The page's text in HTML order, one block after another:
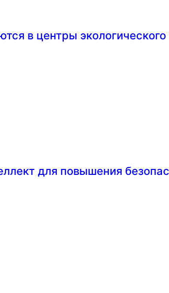
в центры экологического
для повышения